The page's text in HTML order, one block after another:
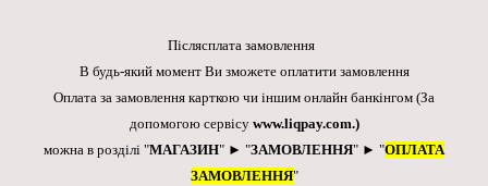
Післясплата замовлення
В будь-який момент Ви зможете оплатити замовлення
Оплата за замовлення карткою чи іншим онлайн банкінгом (За
допомогою сервісу www.liqpay.com.)
можна в розділі "МАГАЗИН" ► "ЗАМОВЛЕННЯ" ► "ОПЛАТА
ЗАМОВЛЕННЯ"